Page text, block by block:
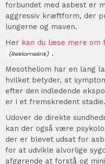
forbundet med asbest er
aggressiv kræftform, der
lungerne og maven.
Her kan du læse mere om
.
Mesotheliom har en lang
hvilket betyder, at
efter den indledende
er i et fremskredent stadie.
Udover de direkte
kan der også være
der er blevet udsat for
for at udvikle alvorlige
afgørende at forstå og